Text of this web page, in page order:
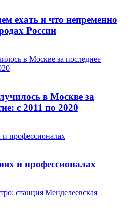
ехать и что непременно
России
в Москве за
с 2011 по 2020
и профессионалах